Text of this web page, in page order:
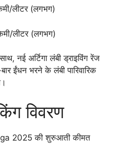
लीटर (लगभग)
लीटर (लगभग)
नई अर्टिगा लंबी ड्राइविंग रेंज
ईंधन भरने के लंबी पारिवारिक
विवरण
2025 की शुरुआती कीमत